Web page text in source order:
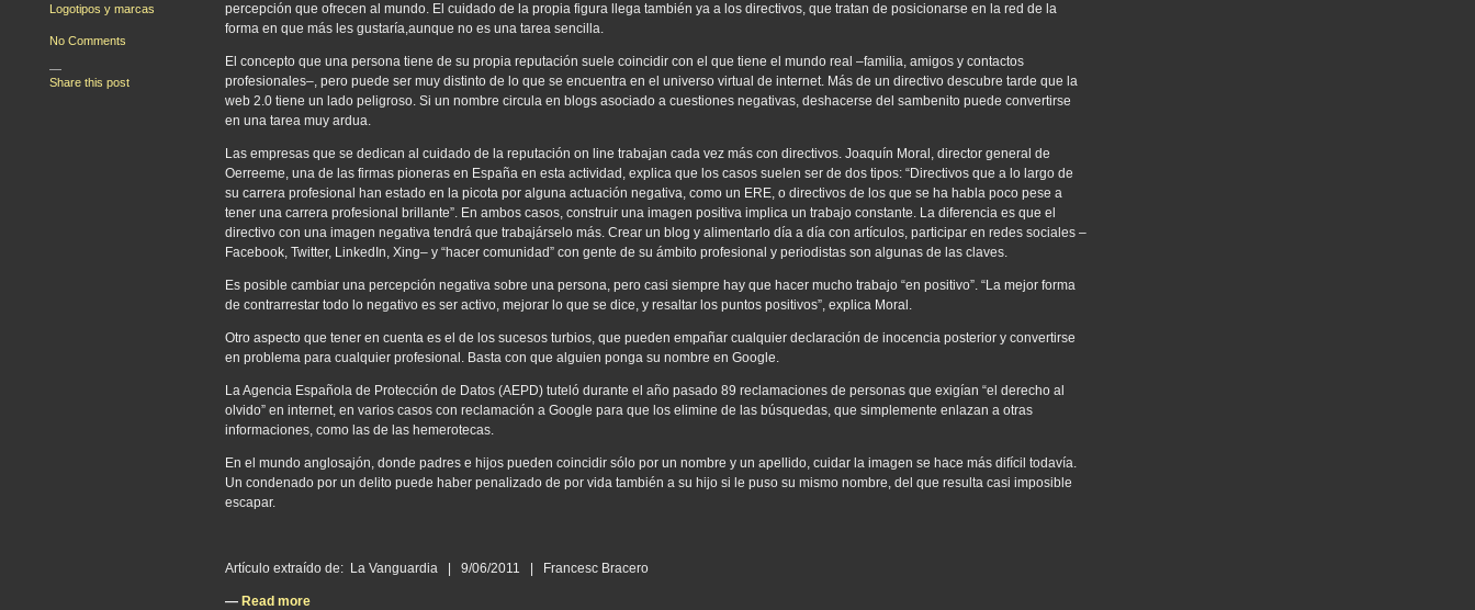
Logotipos y marcas
No Comments
—
Share this post
percepción que ofrecen al mundo. El cuidado de la propia figura llega también ya a los directivos, que tratan de posicionarse en la red de la
forma en que más les gustaría,aunque no es una tarea sencilla.
El concepto que una persona tiene de su propia reputación suele coincidir con el que tiene el mundo real –familia, amigos y contactos
profesionales–, pero puede ser muy distinto de lo que se encuentra en el universo virtual de internet. Más de un directivo descubre tarde que la
web 2.0 tiene un lado peligroso. Si un nombre circula en blogs asociado a cuestiones negativas, deshacerse del sambenito puede convertirse
en una tarea muy ardua.
Las empresas que se dedican al cuidado de la reputación on line trabajan cada vez más con directivos. Joaquín Moral, director general de
Oerreeme, una de las firmas pioneras en España en esta actividad, explica que los casos suelen ser de dos tipos: “Directivos que a lo largo de
su carrera profesional han estado en la picota por alguna actuación negativa, como un ERE, o directivos de los que se ha habla poco pese a
tener una carrera profesional brillante”. En ambos casos, construir una imagen positiva implica un trabajo constante. La diferencia es que el
directivo con una imagen negativa tendrá que trabajárselo más. Crear un blog y alimentarlo día a día con artículos, participar en redes sociales –
Facebook, Twitter, LinkedIn, Xing– y “hacer comunidad” con gente de su ámbito profesional y periodistas son algunas de las claves.
Es posible cambiar una percepción negativa sobre una persona, pero casi siempre hay que hacer mucho trabajo “en positivo”. “La mejor forma
de contrarrestar todo lo negativo es ser activo, mejorar lo que se dice, y resaltar los puntos positivos”, explica Moral.
Otro aspecto que tener en cuenta es el de los sucesos turbios, que pueden empañar cualquier declaración de inocencia posterior y convertirse
en problema para cualquier profesional. Basta con que alguien ponga su nombre en Google.
La Agencia Española de Protección de Datos (AEPD) tuteló durante el año pasado 89 reclamaciones de personas que exigían “el derecho al
olvido” en internet, en varios casos con reclamación a Google para que los elimine de las búsquedas, que simplemente enlazan a otras
informaciones, como las de las hemerotecas.
En el mundo anglosajón, donde padres e hijos pueden coincidir sólo por un nombre y un apellido, cuidar la imagen se hace más difícil todavía.
Un condenado por un delito puede haber penalizado de por vida también a su hijo si le puso su mismo nombre, del que resulta casi imposible
escapar.
Artículo extraído de: La Vanguardia | 9/06/2011 | Francesc Bracero
— Read more